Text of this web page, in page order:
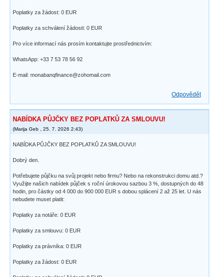
Poplatky za žádost: 0 EUR
Poplatky za schválení žádosti: 0 EUR
Pro více informací nás prosím kontaktujte prostřednictvím:
WhatsApp: +33 7 53 78 56 92
E-mail: monabanqfinance@zohomail.com
Odpovědět
NABÍDKA PŮJČKY BEZ POPLATKŮ ZA SMLOUVU!
(Marija Geb 25. 7. 2026 2:43)
NABÍDKA PŮJČKY BEZ POPLATKŮ ZA SMLOUVU!
Dobrý den.
Potřebujete půjčku na svůj projekt nebo firmu? Nebo na rekonstrukci domu atd.?
Využijte našich nabídek půjček s roční úrokovou sazbou 3 %, dostupných do 48
hodin, pro částky od 4 000 do 900 000 EUR s dobou splácení 2 až 25 let. U nás
nebudete muset platit:
Poplatky za notáře: 0 EUR
Poplatky za smlouvu: 0 EUR
Poplatky za právníka: 0 EUR
Poplatky za žádost: 0 EUR